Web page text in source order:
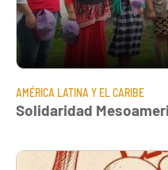
AMÉRICA LATINA Y EL CARIBE
Solidaridad